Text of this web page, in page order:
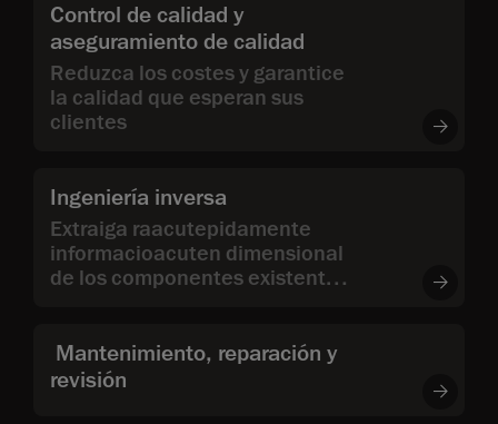
Control de calidad y
aseguramiento de calidad
Reduzca los costes y garantice
la calidad que esperan sus
clientes
Ingeniería inversa
Extraiga raacutepidamente
informacioacuten dimensional
de los componentes existentes
Mantenimiento, reparación y
revisión